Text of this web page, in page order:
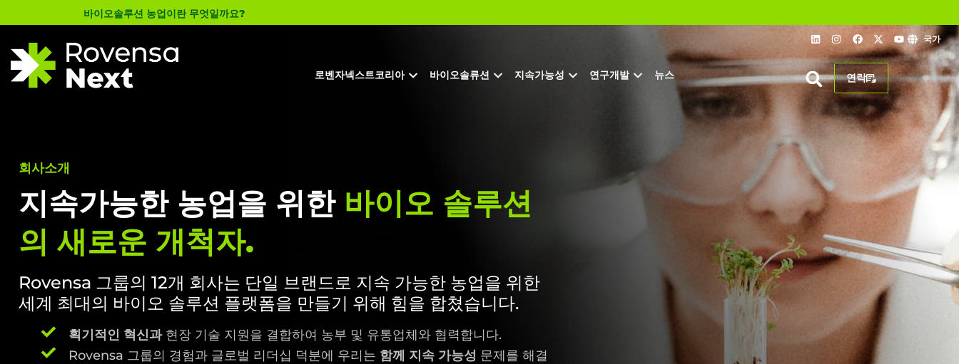
바이오솔루션 농업이란 무엇일까요?
국가
로벤자넥스트코리아 바이오솔류션 지속가능성 연구개발 뉴스 연락
회사소개
지속가능한 농업을 위한 바이오 솔루션
의 새로운 개척자.
Rovensa 그룹의 12개 회사는 단일 브랜드로 지속 가능한 농업을 위한
세계 최대의 바이오 솔루션 플랫폼을 만들기 위해 힘을 합쳤습니다.
획기적인 혁신과현장 기술 지원을 결합하여 농부 및 유통업체와 협력합니다.
Rovensa 그룹의 경험과 글로벌 리더십 덕분에 우리는 함께 지속 가능성 문제를 해결